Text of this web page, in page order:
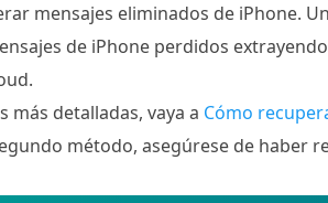
mensajes eliminados de iPhone.
de iPhone perdidos
más detalladas, vaya a Cómo
método, asegúrese de haber